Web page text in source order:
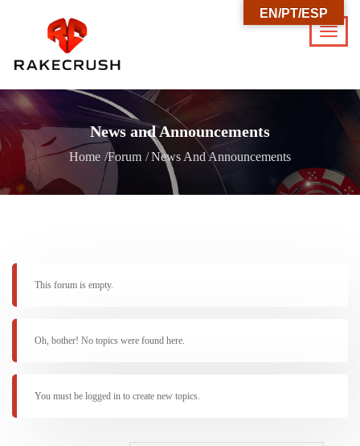
News and Announcements
Home Forum News And Announcements
This forum is empty.
Oh, bother! No topics were found here.
You must be logged in to create new topics.
EN/PT/ESP